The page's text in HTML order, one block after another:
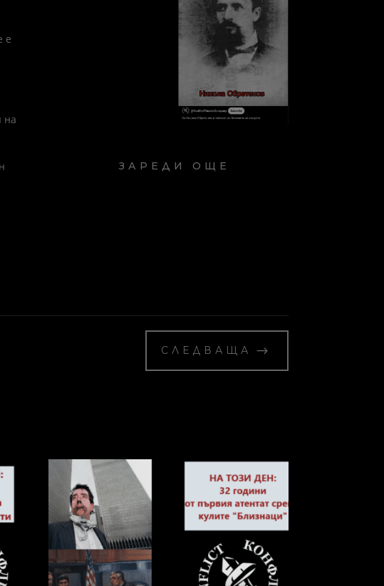
е
на
ЗАРЕДИ ОЩЕ
СЛЕДВАЩА $